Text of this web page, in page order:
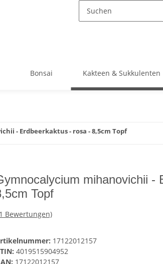
Bonsai Kakteen & Sukkulenten
- Erdbeerkaktus - rosa - 8,5cm Topf
mihanovichii -
Topf
Bewertungen)
17122012157
4019515904952
17122012157